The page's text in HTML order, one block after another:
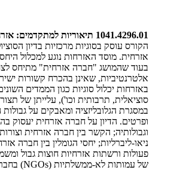
1041.4296.01 תיאוריות למתקדמים: אזרחות וחברה אזרחית
הקורס עוסק בסוגיות מרכזיות בדיון
אזרחית. מוסד האזרחות נוגע למכלול
בעוד שהמושג "חברה אזרחית" מתיחס
אלטרנטיביות, שאינן בהכרח קשורות
באזרחות יכלול סוגיות כגון הממדים
סוציאלית, תרבותית וכו'), עלייתן של
במסגרת הגלובליזציה ומאבקים על גבולות
ופרטים. הדיון על חברה אזרחית יעסוק
וגבולותיה; הקשר בין חברה אזרחית
ניאו-ליברליות; יחסי הגומלין בין חברה
פעולות ורשתות אזרחיות חוצות גבול
של עמותות לא-ממשלתיות (NGOs) בחברה האזרחית ועוד.